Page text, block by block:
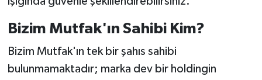
Bizim Mutfak'ın Sahibi Kim?
Bizim Mutfak'ın tek bir şahıs sahibi
bulunmamaktadır; marka dev bir holdingin